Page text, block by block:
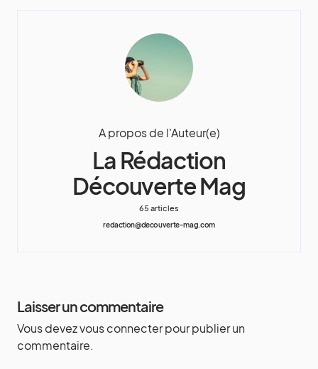
A propos de l'Auteur(e)
La Rédaction
Découverte Mag
65 articles
redaction@decouverte-mag.com
Laisser un commentaire
Vous devezvous connecterpour publier un
commentaire.